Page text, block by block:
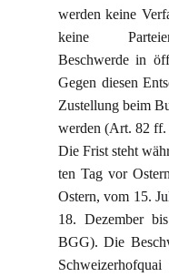
werden keine
keine
Beschwerde in
Gegen diesen
Zustellung beim
werden (Art. 82
Die Frist steht
ten Tag vor
Ostern, vom 15.
18. Dezember
BGG). Die